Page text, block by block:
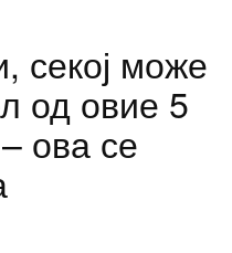
секој може
од овие 5
ова се